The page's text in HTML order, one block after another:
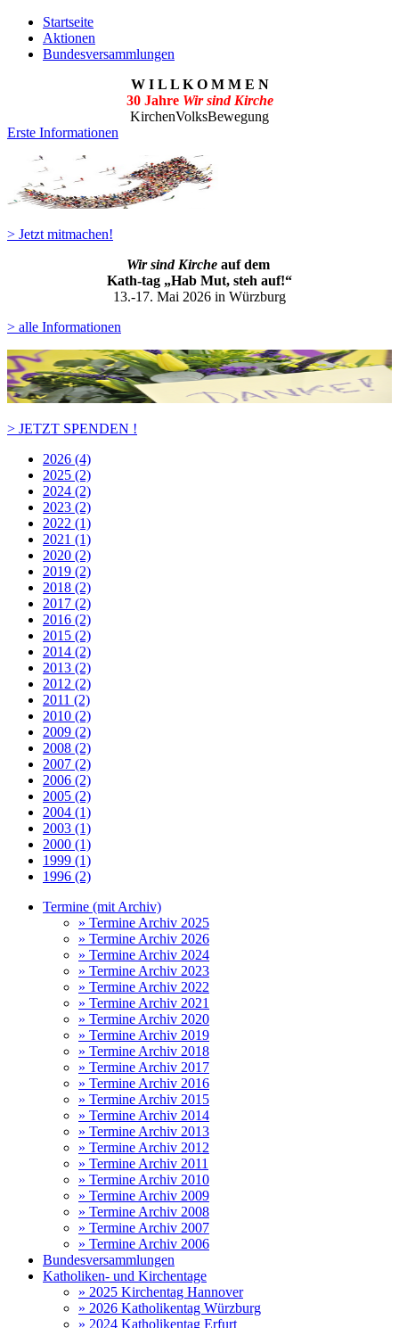
Startseite
Aktionen
Bundesversammlungen
W I L L K O M M E N
30 Jahre Wir sind Kirche
KirchenVolksBewegung
Erste Informationen
> Jetzt mitmachen!
Wir sind Kirche auf dem
Kath-tag „Hab Mut, steh auf!“
13.-17. Mai 2026 in Würzburg
> alle Informationen
> JETZT SPENDEN !
2026 (4)
2025 (2)
2024 (2)
2023 (2)
2022 (1)
2021 (1)
2020 (2)
2019 (2)
2018 (2)
2017 (2)
2016 (2)
2015 (2)
2014 (2)
2013 (2)
2012 (2)
2011 (2)
2010 (2)
2009 (2)
2008 (2)
2007 (2)
2006 (2)
2005 (2)
2004 (1)
2003 (1)
2000 (1)
1999 (1)
1996 (2)
Termine (mit Archiv)
» Termine Archiv 2025
» Termine Archiv 2026
» Termine Archiv 2024
» Termine Archiv 2023
» Termine Archiv 2022
» Termine Archiv 2021
» Termine Archiv 2020
» Termine Archiv 2019
» Termine Archiv 2018
» Termine Archiv 2017
» Termine Archiv 2016
» Termine Archiv 2015
» Termine Archiv 2014
» Termine Archiv 2013
» Termine Archiv 2012
» Termine Archiv 2011
» Termine Archiv 2010
» Termine Archiv 2009
» Termine Archiv 2008
» Termine Archiv 2007
» Termine Archiv 2006
Bundesversammlungen
Katholiken- und Kirchentage
» 2025 Kirchentag Hannover
» 2026 Katholikentag Würzburg
» 2024 Katholikentag Erfurt